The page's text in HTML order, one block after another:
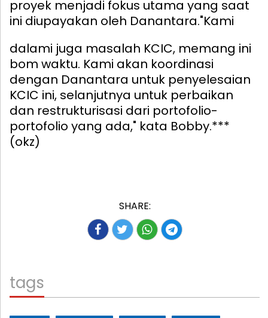
proyek menjadi fokus utama yang saat
ini diupayakan oleh Danantara."Kami
dalami juga masalah KCIC, memang ini
bom waktu. Kami akan koordinasi
dengan Danantara untuk penyelesaian
KCIC ini, selanjutnya untuk perbaikan
dan restrukturisasi dari portofolio-
portofolio yang ada," kata Bobby.***
(okz)
SHARE:
tags